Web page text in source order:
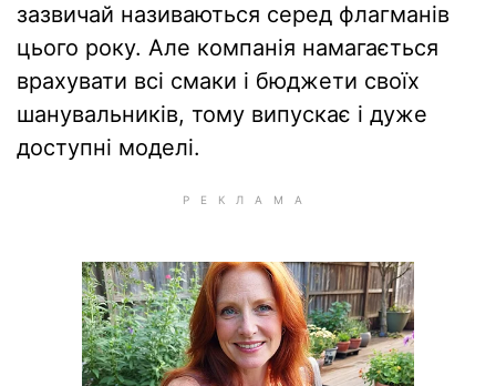
зазвичай називаються серед флагманів
цього року. Але компанія намагається
врахувати всі смаки і бюджети своїх
шанувальників, тому випускає і дуже
доступні моделі.